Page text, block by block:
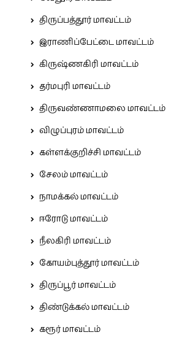
திருப்பத்தூர் மாவட்டம்
இராணிப்பேட்டை மாவட்டம்
கிருஷ்ணகிரி மாவட்டம்
தர்மபுரி மாவட்டம்
திருவண்ணாமலை மாவட்டம்
விழுப்புரம் மாவட்டம்
கள்ளக்குறிச்சி மாவட்டம்
சேலம் மாவட்டம்
நாமக்கல் மாவட்டம்
ஈரோடு மாவட்டம்
நீலகிரி மாவட்டம்
கோயம்புத்தூர் மாவட்டம்
திருப்பூர் மாவட்டம்
திண்டுக்கல் மாவட்டம்
கரூர் மாவட்டம்